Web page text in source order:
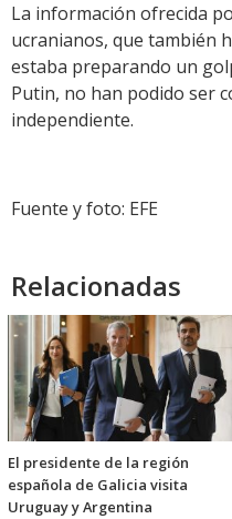
La información ofrecida
ucranianos, que también
estaba preparando un
Putin, no han podido ser
independiente.
Fuente y foto: EFE
Relacionadas
El presidente de la región
española de Galicia visita
Uruguay y Argentina